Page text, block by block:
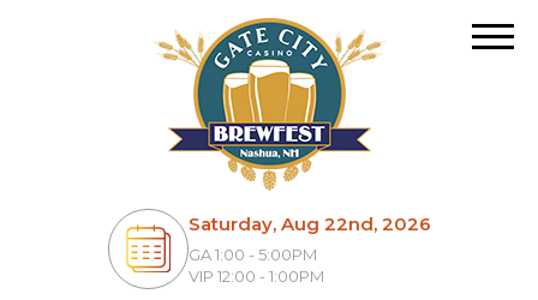
Saturday, Aug 22nd, 2026
GA 1:00 - 5:00PM
VIP 12:00 - 1:00PM